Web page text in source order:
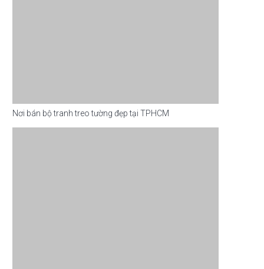
Nơi bán bộ tranh treo tường đẹp tại TPHCM